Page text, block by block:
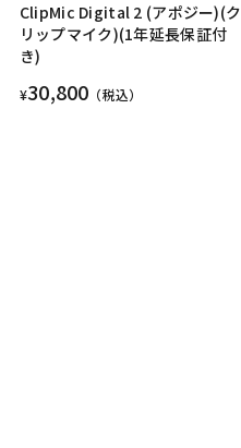
ClipMic Digital 2 (アポジー)(ク
リップマイク)(1年延長保証付
き)
¥30,800 （税込）